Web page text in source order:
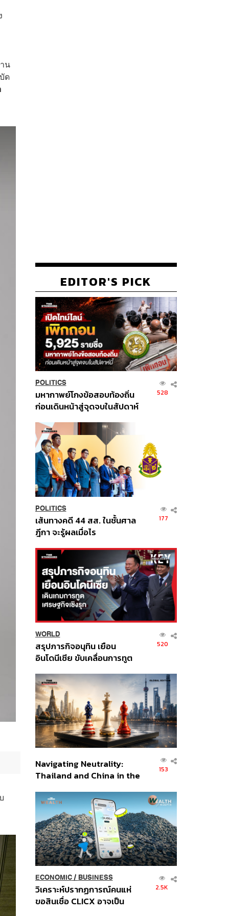
น
ด
EDITOR'S PICK
POLITICS
มหากาพย์โกงข้อสอบท้องถิ่น
ก่อนเดินหน้าสู่จุดจบในสัปดาห์
528
POLITICS
เส้นทางคดี 44 สส. ในชั้นศาล
ฎีกา จะรู้ผลเมื่อไร
177
WORLD
สรุปภารกิจอนุทิน เยือน
อินโดนีเซีย ขับเคลื่อนการทูต
ส่วนยุทธศาสตร์ไทย –
อินโดนีเซีย
520
Navigating Neutrality:
Thailand and China in the
Order
153
ECONOMIC/ BUSINESS
วิเคราะห์ปรากฏการณ์คนแห่
ขอสินเชื่อ CLICX อาจเป็น
2.5K